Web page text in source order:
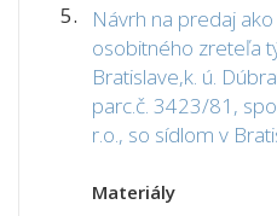
5.
Návrh na predaj
osobitného zreteľa
Bratislave,k. ú.
parc.č. 3423/81,
r.o., so sídlom v
Materiály